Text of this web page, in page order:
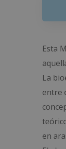
Esta
La
entre
en